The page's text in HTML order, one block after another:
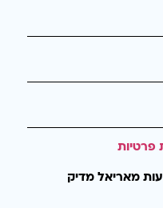
פרטיות
מאריאל מדיק